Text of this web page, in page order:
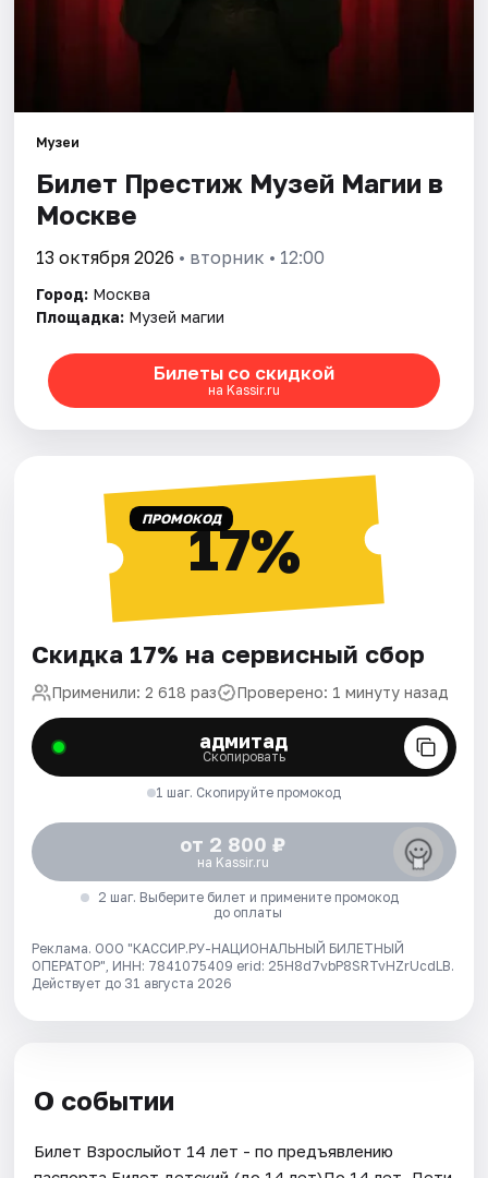
Музеи
Билет Престиж Музей Магии в
Москве
13 октября 2026 • вторник • 12:00
Город: Москва
Площадка: Музей магии
Билеты со скидкой
на Kassir.ru
ПРОМОКОД17%
Скидка 17% на сервисный сбор
Применили: 2 618 раз Проверено: 1 минуту назад
адмитад
Скопировать
1 шаг. Скопируйте промокод
от 2 800 ₽
на Kassir.ru
2 шаг. Выберите билет и примените промокод
до оплаты
Реклама. ООО "КАССИР.РУ-НАЦИОНАЛЬНЫЙ БИЛЕТНЫЙ
ОПЕРАТОР", ИНН: 7841075409 erid: 25H8d7vbP8SRTvHZrUcdLB.
Действует до 31 августа 2026
О событии
Билет Взрослыйот 14 лет - по предъявлению